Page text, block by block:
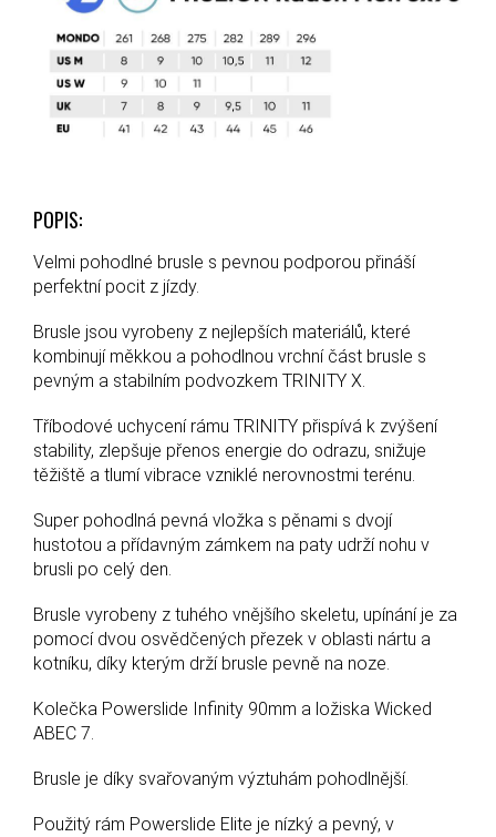
POPIS:
Velmi pohodlné brusle s pevnou podporou přináší
perfektní pocit z jízdy.
Brusle jsou vyrobeny z nejlepších materiálů, které
kombinují měkkou a pohodlnou vrchní část brusle s
pevným a stabilním podvozkem TRINITY X.
Tříbodové uchycení rámu TRINITY přispívá k zvýšení
stability, zlepšuje přenos energie do odrazu, snižuje
těžiště a tlumí vibrace vzniklé nerovnostmi terénu.
Super pohodlná pevná vložka s pěnami s dvojí
hustotou a přídavným zámkem na paty udrží nohu v
brusli po celý den.
Brusle vyrobeny z tuhého vnějšího skeletu, upínání je za
pomocí dvou osvědčených přezek v oblasti nártu a
kotníku, díky kterým drží brusle pevně na noze.
Kolečka Powerslide Infinity 90mm a ložiska Wicked
ABEC 7.
Brusle je díky svařovaným výztuhám pohodlnější.
Použitý rám Powerslide Elite je nízký a pevný, v